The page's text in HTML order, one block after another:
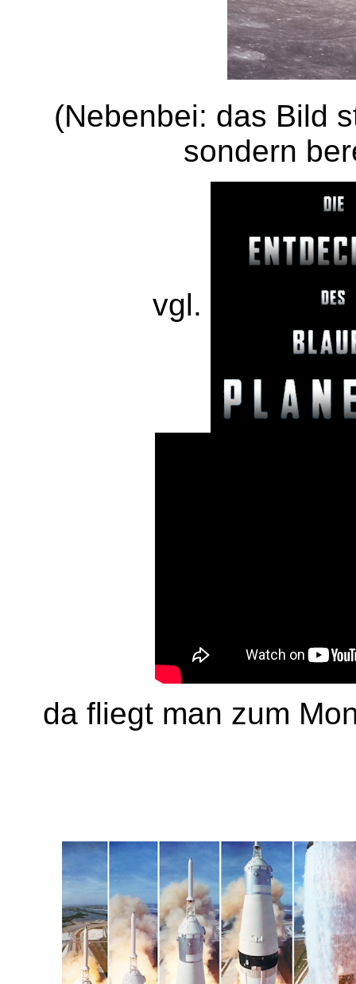
(Nebenbei: das Bild
sondern
vgl.
da fliegt man zum